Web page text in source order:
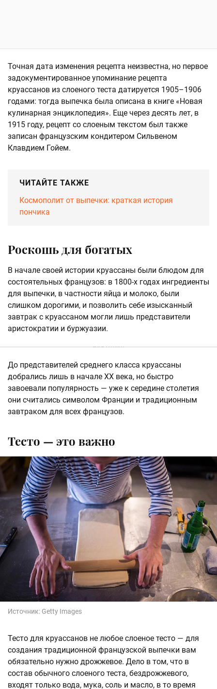
Точная дата изменения рецепта неизвестна, но первое
задокументированное упоминание рецепта
круассанов из слоеного теста датируется 1905–1906
годами: тогда выпечка была описана в книге «Новая
кулинарная энциклопедия». Еще через десять лет, в
1915 году, рецепт со слоеным текстом был также
записан французским кондитером Сильвеном
Клавдием Гойем.
ЧИТАЙТЕ ТАКЖЕ
Космополит от выпечки: краткая история
пончика
Роскошь для богатых
В начале своей истории круассаны были блюдом для
состоятельных французов: в 1800-х годах ингредиенты
для выпечки, в частности яйца и молоко, были
слишком дорогими, и позволить себе изысканный
завтрак с круассаном могли лишь представители
аристократии и буржуазии.
До представителей среднего класса круассаны
добрались лишь в начале XX века, но быстро
завоевали популярность — уже к середине столетия
они считались символом Франции и традиционным
завтраком для всех французов.
Тесто — это важно
Источник: Getty Images
Тесто для круассанов не любое слоеное тесто — для
создания традиционной французской выпечки вам
обязательно нужно дрожжевое. Дело в том, что в
состав обычного слоеного теста, бездрожжевого,
входят только вода, мука, соль и масло, в то время